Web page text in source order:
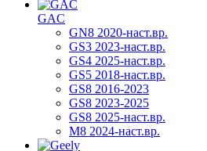
GAC
GN8 2020-наст.вр.
GS3 2023-наст.вр.
GS4 2025-наст.вр.
GS5 2018-наст.вр.
GS8 2016-2023
GS8 2023-2025
GS8 2025-наст.вр.
M8 2024-наст.вр.